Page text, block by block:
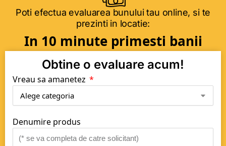
Poti efectua evaluarea bunului tau online, si te
prezinti in locatie:
In 10 minute primesti banii
Obtine o evaluare acum!
Vreau sa amanetez
Denumire produs